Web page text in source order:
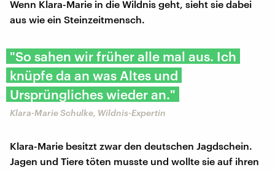
Wenn Klara-Marie in die Wildnis geht, sieht sie dabei
aus wie ein Steinzeitmensch.
"So sahen wir früher alle mal aus. Ich
knüpfe da an was Altes und
Ursprüngliches wieder an."
Klara-Marie Schulke, Wildnis-Expertin
Klara-Marie besitzt zwar den deutschen Jagdschein.
Jagen und Tiere töten musste und wollte sie auf ihren